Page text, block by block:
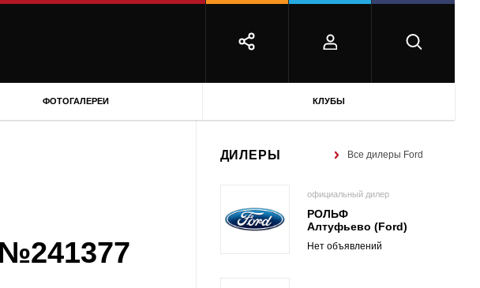
ФОТОГАЛЕРЕИ КЛУБЫ
ДИЛЕРЫ Все дилеры Ford
официальный дилер
РОЛЬФ
Алтуфьево (Ford)
Нет объявлений